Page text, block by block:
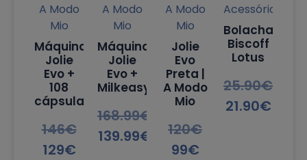
A Modo
Mio
Máquina
Jolie
Evo +
108
cápsulas
146€
129€
A Modo
Mio
Máquina
Jolie
Evo +
Milkeasy
168.99€
139.99€
A Modo
Mio
Jolie
Evo
Preta |
A Modo
Mio
120€
99€
Acessórios
Bolachas
Biscoff
Lotus
25.90€
21.90€